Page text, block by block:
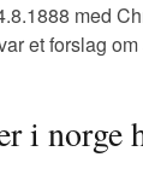
med
et forslag
i norge